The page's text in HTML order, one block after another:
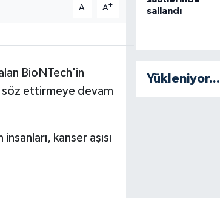
A- A+
BioNTech'in
söz ettirmeye devam
kanser aşısı
sallandı
Yükleniyor...